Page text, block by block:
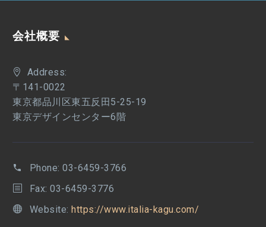
会社概要
Address:
〒141-0022
東京都品川区東五反田5-25-19
東京デザインセンター6階
Phone: 03-6459-3766
Fax: 03-6459-3776
Website: https://www.italia-kagu.com/